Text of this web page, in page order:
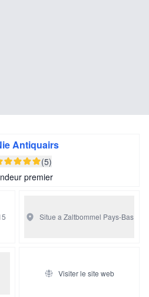
Antiquairs
(5)
premier
Situe a Zaltbommel Pays-Bas
Visiter le site web